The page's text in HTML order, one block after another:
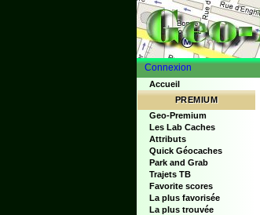
Connexion
Accueil
PREMIUM
Geo-Premium
Les Lab Caches
Attributs
Quick Géocaches
Park and Grab
Trajets TB
Favorite scores
La plus favorisée
La plus trouvée